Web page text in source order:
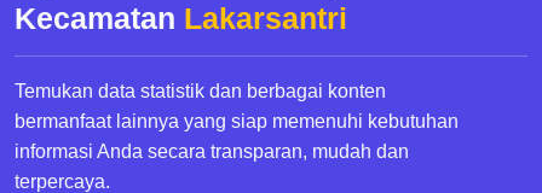
Kecamatan Lakarsantri
Temukan data statistik dan berbagai konten
bermanfaat lainnya yang siap memenuhi kebutuhan
informasi Anda secara transparan, mudah dan
terpercaya.